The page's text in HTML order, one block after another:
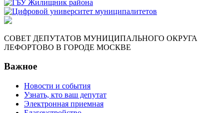
СОВЕТ ДЕПУТАТОВ МУНИЦИПАЛЬНОГО ОКРУГА
ЛЕФОРТОВО В ГОРОДЕ МОСКВЕ
Важное
Новости и события
Узнать, кто ваш депутат
Электронная приемная